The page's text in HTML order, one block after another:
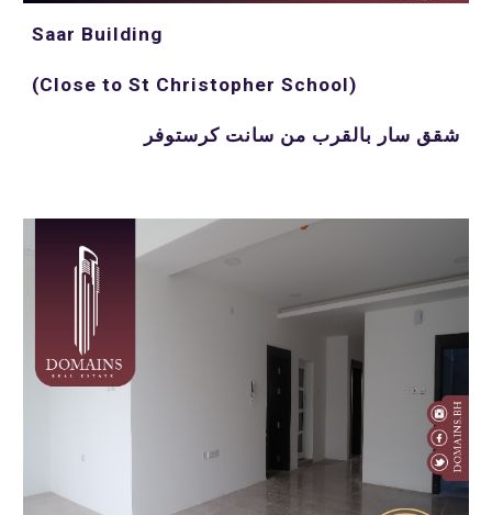
Saar Building
(Close to St Christopher School)
شقق سار بالقرب من سانت كرستوفر